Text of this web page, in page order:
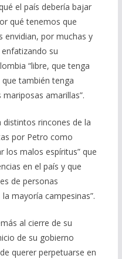
el país debería bajar
qué tenemos que
envidian, por muchas y
su
“libre, que tenga
también tenga
amarillas”.
distintos rincones de la
por Petro como
los malos espíritus” que
en el país y que
de personas
mayoría campesinas”.
al cierre de su
de su gobierno
querer perpetuarse en